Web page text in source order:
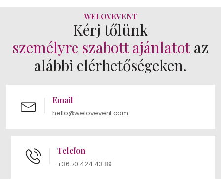
WELOVEVENT
Kérj tőlünk
személyre szabott ajánlatot az
alábbi elérhetőségeken.
Email
hello@welovevent.com
Telefon
+36 70 424 43 89